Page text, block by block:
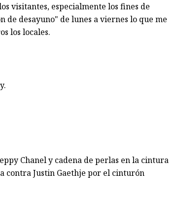
visitantes, especialmente los fines de
de desayuno" de lunes a viernes lo que me
los locales.
Chanel y cadena de perlas en la cintura
contra Justin Gaethje por el cinturón